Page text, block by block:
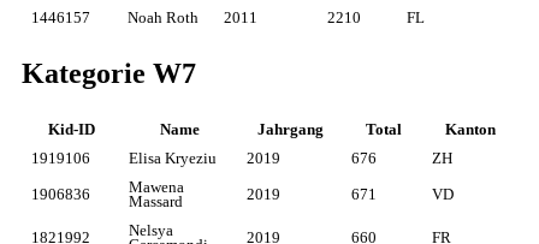
1446157 Noah Roth 2011 2210 FL
Kategorie W7
Kid-ID Name Jahrgang Total
Kanton
1919106
Elisa Kryeziu 2019 676 ZH
1906836
Mawena
Massard
2019 671 VD
1821992
Nelsya
2019 660 FR